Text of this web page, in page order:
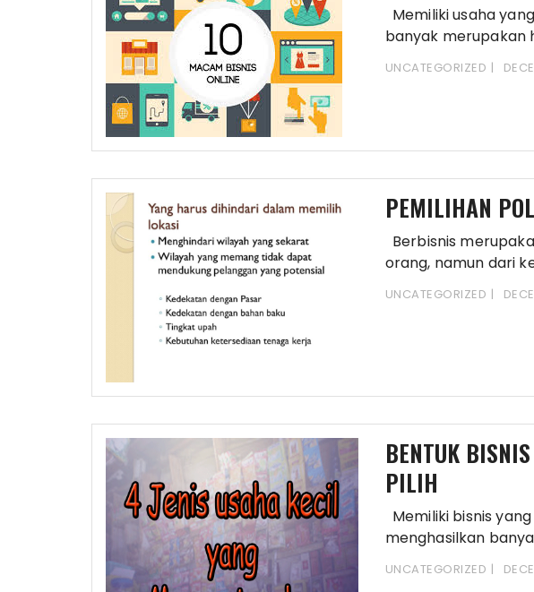
Memiliki usaha
banyak merupakan
UNCATEGORIZED
PEMILIHAN
Berbisnis
orang, namun dari
diperoleh
UNCATEGORIZED
BENTUK
PILIH
Memiliki bisnis
menghasilkan
UNCATEGORIZED